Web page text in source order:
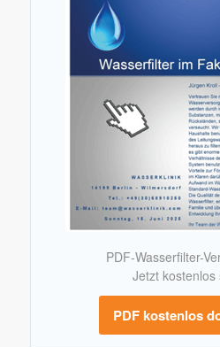
PDF-Wasserfilter-
Jetzt kostenlos
PDF kostenlos